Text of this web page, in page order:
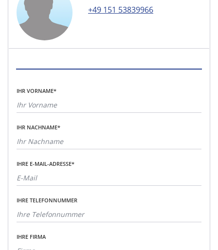
+49 151 53839966
IHR VORNAME*
IHR NACHNAME*
IHRE E-MAIL-ADRESSE*
IHRE TELEFONNUMMER
IHRE FIRMA